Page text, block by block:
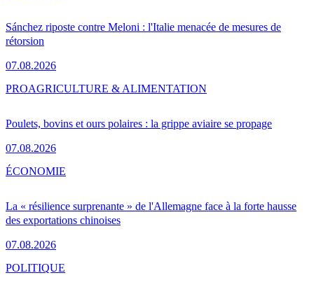
Sánchez riposte contre Meloni : l'Italie menacée de mesures de
rétorsion
07.08.2026
Poulets, bovins et ours polaires : la grippe aviaire se propage
07.08.2026
PROAGRICULTURE & ALIMENTATION
La « résilience surprenante » de l'Allemagne face à la forte hausse
des exportations chinoises
07.08.2026
ÉCONOMIE
POLITIQUE